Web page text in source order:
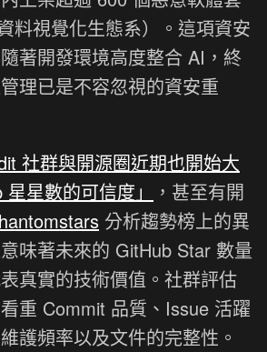
料視覺化生態系）。這項資安
著開發環境高度整合 AI，終
理已是不容忽視的資安重
社群與開源圈近期也開始大
星數的可信度」
，甚至有開
分析趨勢榜上的異
味著未來的 GitHub Star 數量
真實的技術價值。社群評估
重 Commit 品質、Issue 活躍
護頻率以及文件的完整性。